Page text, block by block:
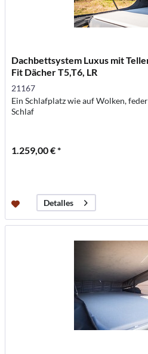
Dachbettsystem Luxus mit
Fit Dächer T5,T6, LR
21167
Ein Schlafplatz wie auf Wolken,
Schlaf
1.259,00 € *
Detalles